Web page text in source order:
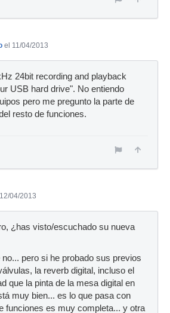
el 11/04/2013
24bit recording and playback
USB hard drive". No entiendo
pero me pregunto la parte de
resto de funciones.
04/2013
¿has visto/escuchado su nueva
pero si he probado sus previos
la reverb digital, incluso el
que la pinta de la mesa digital en
muy bien... es lo que pasa con
funciones es muy completa... y otra